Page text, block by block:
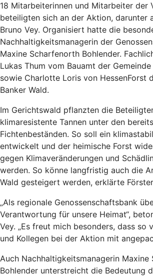
18 Mitarbeiterinnen und Mitarbeiter der
beteiligten sich an der Aktion, darunter
Bruno Vey. Organisiert hatte die
Nachhaltigkeitsmanagerin der
Maxine Scharfenorth Bohlender.
Lukas Thum vom Bauamt der
sowie Charlotte Loris von HessenForst
Banker Wald.
Im Gerichtswald pflanzten die
klimaresistente Tannen unter den
Fichtenbeständen. So soll ein
entwickelt und der heimische Forst
gegen Klimaveränderungen und
werden. So könne langfristig auch die
Wald gesteigert werden, erklärte
„Als regionale Genossenschaftsbank
Verantwortung für unsere Heimat“,
Vey. „Es freut mich besonders, dass so
und Kollegen bei der Aktion mit
Auch Nachhaltigkeitsmanagerin Maxine
Bohlender unterstreicht die Bedeutung